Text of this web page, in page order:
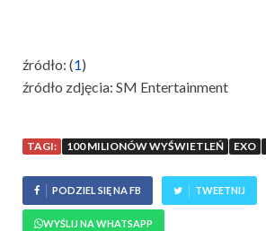
źródło: (1)
źródło zdjęcia: SM Entertainment
TAGI: 100 MILIONÓW WYŚWIETLEŃ EXO
PODZIEL SIĘ NA FB TWEETNIJ
WYŚLIJ NA WHATSAPP